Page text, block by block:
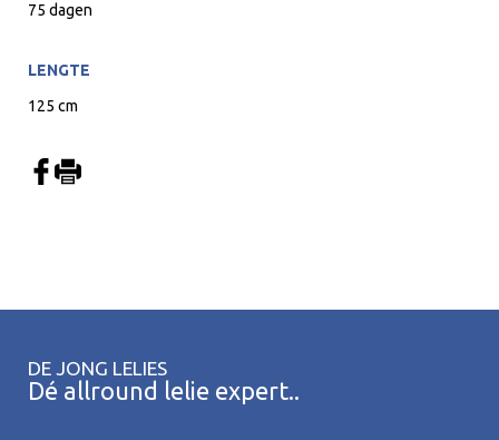
75 dagen
LENGTE
125 cm
DE JONG LELIES
Dé allround lelie expert..